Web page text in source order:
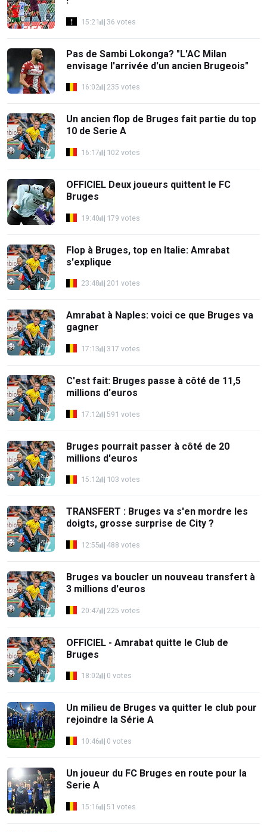
15:21 36 votes
Pas de Sambi Lokonga? "L'AC Milan
envisage l'arrivée d'un ancien Brugeois"
16:02 235 votes
Un ancien flop de Bruges fait partie du top
10 de Serie A
16:17 102 votes
OFFICIEL Deux joueurs quittent le FC
Bruges
19:40 179 votes
Flop à Bruges, top en Italie: Amrabat
s'explique
23:48 201 votes
Amrabat à Naples: voici ce que Bruges va
gagner
17:13 317 votes
C'est fait: Bruges passe à côté de 11,5
millions d'euros
17:12 591 votes
Bruges pourrait passer à côté de 20
millions d'euros
15:12 103 votes
TRANSFERT : Bruges va s'en mordre les
doigts, grosse surprise de City ?
12:55 488 votes
Bruges va boucler un nouveau transfert à
3 millions d'euros
20:47 225 votes
OFFICIEL - Amrabat quitte le Club de
Bruges
18:02 0 votes
Un milieu de Bruges va quitter le club pour
rejoindre la Série A
10:46 0 votes
Un joueur du FC Bruges en route pour la
Serie A
15:16 51 votes